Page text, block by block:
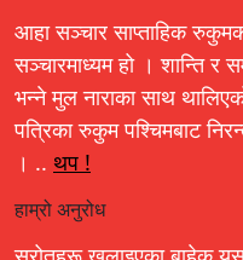
आहा सञ्चार साप्ताहिक
सञ्चारमाध्यम हो । शान्ति र
भन्ने मुल नाराका साथ
पत्रिका रुकुम पश्चिमबाट
। .. थप !
हाम्रो अनुरोध